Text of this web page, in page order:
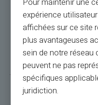
Domande
DOVE TROVARE IL
QUANTO COSTA?
Pour maintenir une
expérience
affichées sur ce site
plus avantageuses
sein de notre réseau
peuvent ne pas
spécifiques
juridiction.